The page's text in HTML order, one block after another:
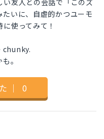
い友人との会話で「このズ
いに、自虐的かつユーモ
使ってみて！
。
｜ 0